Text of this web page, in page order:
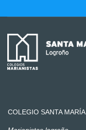
COLEGIO SANTA MARÍA